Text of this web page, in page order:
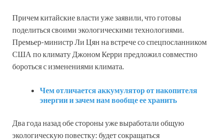
Причем китайские власти уже заявили, что готовы
поделиться своими экологическими технологиями.
Премьер-министр Ли Цян на встрече со спецпосланником
США по климату Джоном Керри предложил совместно
бороться с изменениями климата.
Чем отличается аккумулятор от накопителя
энергии и зачем нам вообще ее хранить
Два года назад обе стороны уже выработали общую
экологическую повестку: будет сокращаться